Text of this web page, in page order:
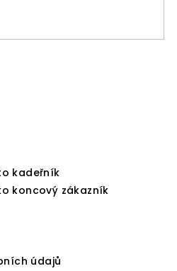
kadeřník
koncový zákazník
údajů